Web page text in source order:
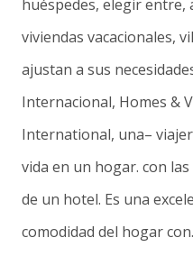
huéspedes, elegirentre,
viviendas vacacionales,
ajustan a sus
Internacional, Homes &
International, una–
vida en un hogar. con las
de un hotel. Es una
comodidad del hogarcon.